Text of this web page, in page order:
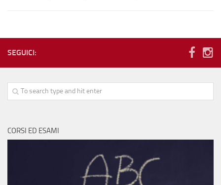
Dove siamo e contatti
SEGUICI:
CORSI ED ESAMI